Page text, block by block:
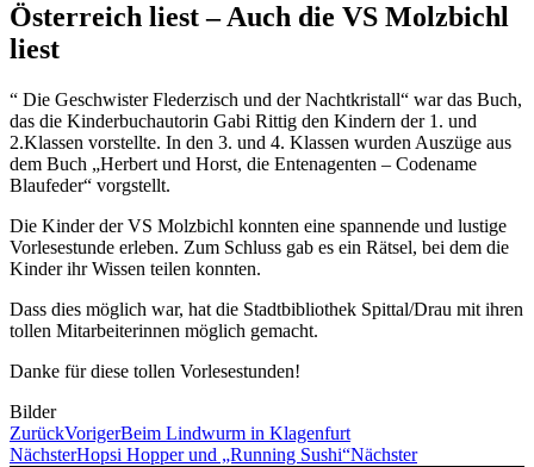
Österreich liest – Auch die VS Molzbichl
liest
“ Die Geschwister Flederzisch und der Nachtkristall“ war das Buch,
das die Kinderbuchautorin Gabi Rittig den Kindern der 1. und
2.Klassen vorstellte. In den 3. und 4. Klassen wurden Auszüge aus
dem Buch „Herbert und Horst, die Entenagenten – Codename
Blaufeder“ vorgstellt.
Die Kinder der VS Molzbichl konnten eine spannende und lustige
Vorlesestunde erleben. Zum Schluss gab es ein Rätsel, bei dem die
Kinder ihr Wissen teilen konnten.
Dass dies möglich war, hat die Stadtbibliothek Spittal/Drau mit ihren
tollen Mitarbeiterinnen möglich gemacht.
Danke für diese tollen Vorlesestunden!
Bilder
ZurückVorigerBeim Lindwurm in Klagenfurt
NächsterHopsi Hopper und „Running Sushi“Nächster